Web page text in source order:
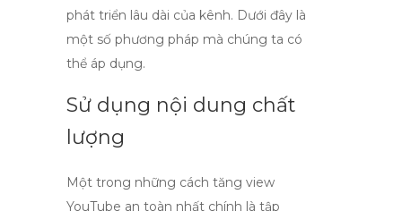
phát triển lâu dài của kênh. Dưới đây là
một số phương pháp mà chúng ta có
thể áp dụng.
Sử dụng nội dung chất
lượng
Một trong những cách tăng view
YouTube an toàn nhất chính là tập